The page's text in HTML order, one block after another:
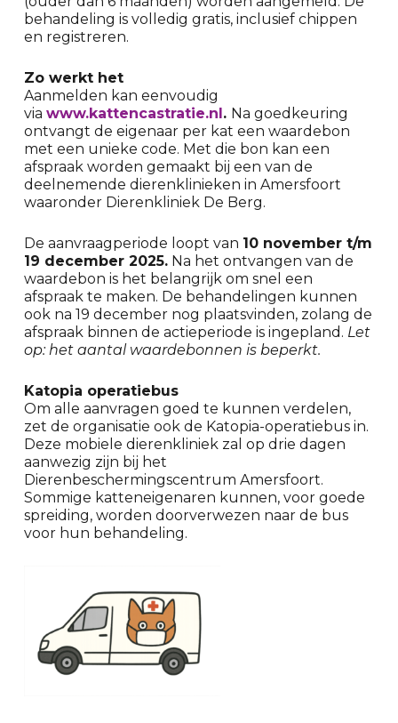
behandeling is volledig gratis, inclusief chippen
en registreren.
Zo werkt het
Aanmelden kan eenvoudig
via www.kattencastratie.nl. Na goedkeuring
ontvangt de eigenaar per kat een waardebon
met een unieke code. Met die bon kan een
afspraak worden gemaakt bij een van de
deelnemende dierenklinieken in Amersfoort
waaronder Dierenkliniek De Berg.
De aanvraagperiode loopt van 10 november t/m
19 december 2025.Na het ontvangen van de
waardebon is het belangrijk om snel een
afspraak te maken. De behandelingen kunnen
ook na 19 december nog plaatsvinden, zolang de
afspraak binnen de actieperiode is ingepland. Let
op: het aantal waardebonnen is beperkt.
Katopia operatiebus
Om alle aanvragen goed te kunnen verdelen,
zet de organisatie ook de Katopia-operatiebus in.
Deze mobiele dierenkliniek zal op drie dagen
aanwezig zijn bij het
Dierenbeschermingscentrum Amersfoort.
Sommige katteneigenaren kunnen, voor goede
spreiding, worden doorverwezen naar de bus
voor hun behandeling.